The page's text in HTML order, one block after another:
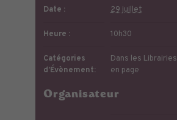
Date : 29 juillet
Heure : 10h30
Catégories
d’Évènement:
Dans les Librairies
en page
Organisateur